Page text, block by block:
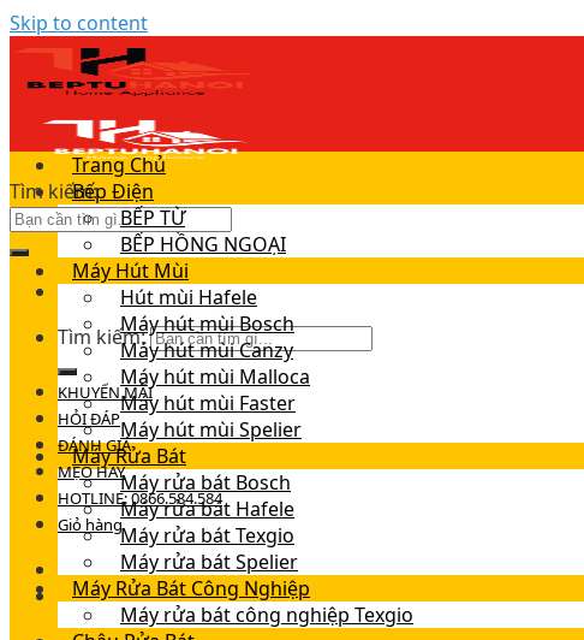
Skip to content
Tìm kiếm:
Tìm kiếm:
KHUYẾN MÃI
HỎI ĐÁP
ĐÁNH GIÁ
MẸO HAY
HOTLINE: 0866.584.584
Giỏ hàng
Trang Chủ
Bếp Điện
BẾP TỪ
BẾP HỒNG NGOẠI
Máy Hút Mùi
Hút mùi Hafele
Máy hút mùi Bosch
Máy hút mùi Canzy
Máy hút mùi Malloca
Máy hút mùi Faster
Máy hút mùi Spelier
Máy Rửa Bát
Máy rửa bát Bosch
Máy rửa bát Hafele
Máy rửa bát Texgio
Máy rửa bát Spelier
Máy Rửa Bát Công Nghiệp
Máy rửa bát công nghiệp Texgio